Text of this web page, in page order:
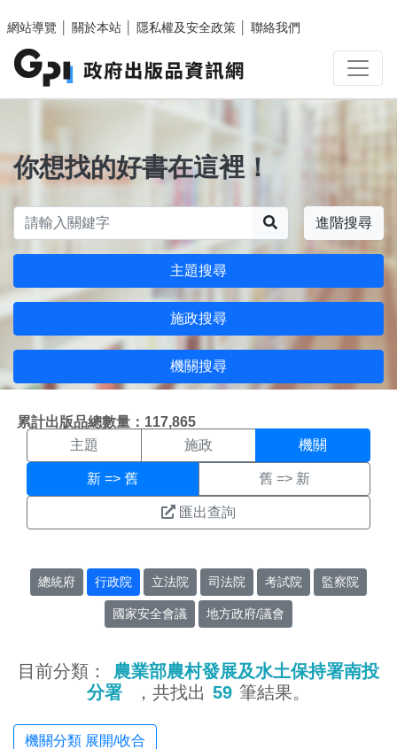
網站導覽
關於本站 隱私權及安全政策 聯絡我們
你想找的好書在這裡！
進階搜尋
主題搜尋
施政搜尋
機關搜尋
累計出版品總數量：117,865
機關搜尋結果頁面
主題 施政 機關
新 => 舊 舊 => 新
匯出查詢
總統府 行政院 立法院 司法院 考試院 監察院
國家安全會議 地方政府/議會
目前分類：
農業部農村發展及水土保持署南投
分署
，共找出 59 筆結果。
機關分類 展開/收合